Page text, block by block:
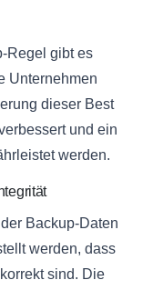
Regel gibt es
Unternehmen
dieser Best
und ein
werden.
Backup-Daten
werden, dass
sind. Die